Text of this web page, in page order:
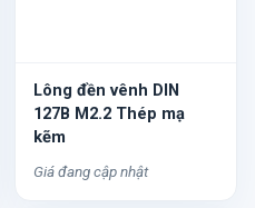
Lông đền vênh DIN
127B M2.2 Thép mạ
kẽm
Giá đang cập nhật